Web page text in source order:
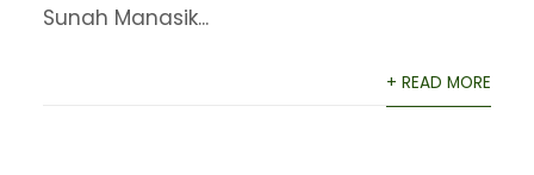
Sunah Manasik...
+ READ MORE